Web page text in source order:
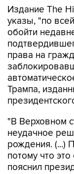
Издание The
указы, "по
обойти
права на
Трампа,
"В Верховном
неудачное
рождения. (...)
потому что
пояснил